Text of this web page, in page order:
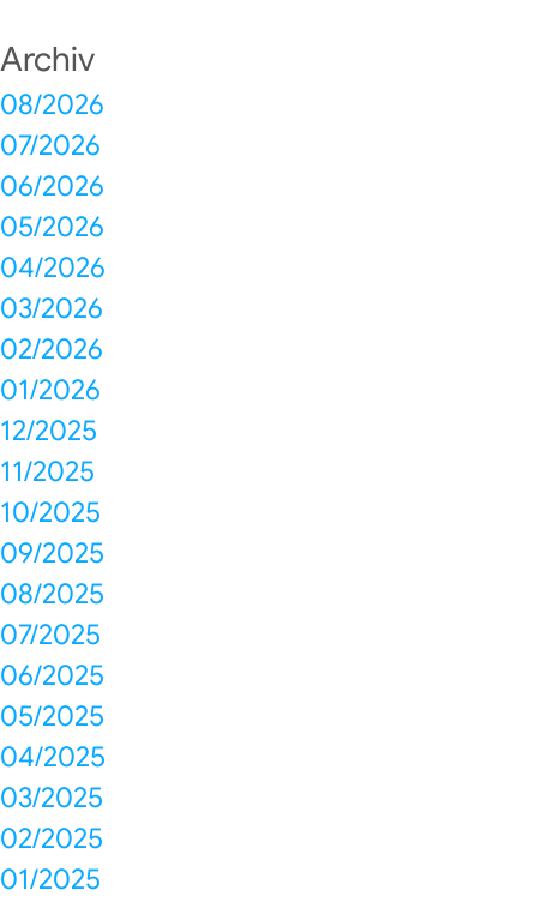
Archiv
08/2026
07/2026
06/2026
05/2026
04/2026
03/2026
02/2026
01/2026
12/2025
11/2025
10/2025
09/2025
08/2025
07/2025
06/2025
05/2025
04/2025
03/2025
02/2025
01/2025